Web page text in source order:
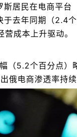
居民在电商平
去年同期（2.4
成本上升驱动。
5.2个百分点）
俄电商渗透率持